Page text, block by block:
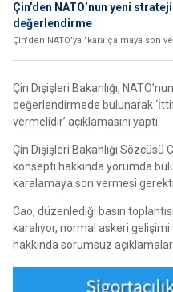
Çin’den NATO’nun yeni
değerlendirme
Çin'den NATO'ya "kara çalmaya son
Çin Dışişleri Bakanlığı,
değerlendirmede bulunarak
vermelidir’ açıklamasını yaptı.
Çin Dışişleri Bakanlığı
konsepti hakkında yorumda
karalamaya son vermesi
Cao, düzenlediği basın
karalıyor, normal askeri
hakkında sorumsuz